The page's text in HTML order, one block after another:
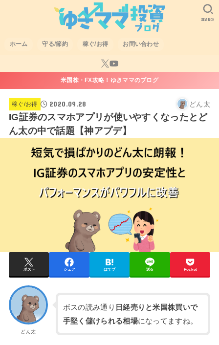
ホーム 守る/節約 稼ぐ/お得 お問い合わせ
SEARCH
米国株・FX攻略！ゆきママのブログ
稼ぐ/お得 2020.09.28 どん太
IG証券のスマホアプリが使いやすくなったとど
ん太の中で話題【神アプデ】
ポスト シェア はてブ 送る Pocket
どん太
ボスの読み通り 日経売りと米国株買いで
手堅く儲けられる相場になってますね。